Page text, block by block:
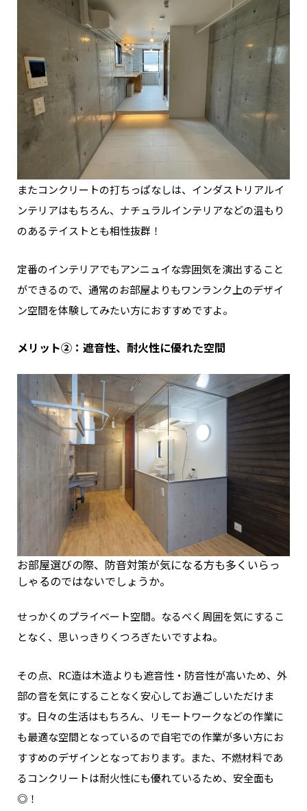
またコンクリートの打ちっぱなしは、インダストリアルイ
ンテリアはもちろん、ナチュラルインテリアなどの温もり
のあるテイストとも相性抜群！
定番のインテリアでもアンニュイな雰囲気を演出すること
ができるので、通常のお部屋よりもワンランク上のデザイ
ン空間を体験してみたい方におすすめですよ。
メリット➁：遮音性、耐火性に優れた空間
お部屋選びの際、防音対策が気になる方も多くいらっ
しゃるのではないでしょうか。
せっかくのプライベート空間。なるべく周囲を気にするこ
となく、思いっきりくつろぎたいですよね。
その点、RC造は木造よりも遮音性・防音性が高いため、外
部の音を気にすることなく安心してお過ごしいただけま
す。日々の生活はもちろん、リモートワークなどの作業に
も最適な空間となっているので自宅での作業が多い方にお
すすめのデザインとなっております。 また、不燃材料であ
るコンクリートは耐火性にも優れているため、安全面も
◎！